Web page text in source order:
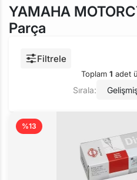
YAMAHA
Parça
Filtrele
Toplam 1 adet
Sırala:
%13